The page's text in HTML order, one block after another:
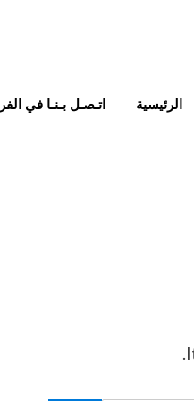
الرئيسية اتـصـل بـنـا في